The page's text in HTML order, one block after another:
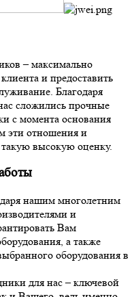
– максимально
и предоставить
Благодаря
сложились прочные
с момента основания
эти отношения и
высокую оценку.
нашим многолетним
и
Вам
а также
оборудования в
для нас – ключевой